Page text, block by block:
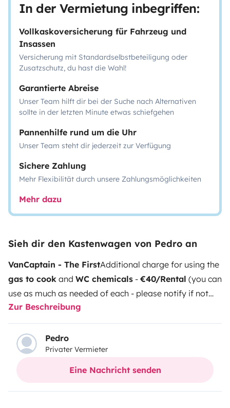
In der Vermietung inbegriffen:
Vollkaskoversicherung für Fahrzeug und
Insassen
Versicherung mit Standardselbstbeteiligung oder
Zusatzschutz, du hast die Wahl!
Garantierte Abreise
Unser Team hilft dir bei der Suche nach Alternativen
sollte in der letzten Minute etwas schiefgehen
Pannenhilfe rund um die Uhr
Unser Team steht dir jederzeit zur Verfügung
Sichere Zahlung
Mehr Flexibilität durch unsere Zahlungsmöglichkeiten
Mehr dazu
Sieh dir den Kastenwagen von Pedro an
VanCaptain - The FirstAdditional charge for using the
gas to cook and WC chemicals - €40/Rental (you can
use as much as needed of each - please notify if not
required).Main features;
shower;Huge and extremely comfortable fixed double
bed (195 x 140 cm);
F65S);Compressor 45L fridge, 12V;
Endless storage.
In this classic Transit model,
was planned and built during the year of 2019.It was
Zur Beschreibung
Pedro
Privater Vermieter
Eine Nachricht senden